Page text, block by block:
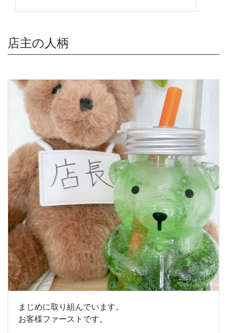
店主の人柄
まじめに取り組んでいます。
お客様ファーストです。